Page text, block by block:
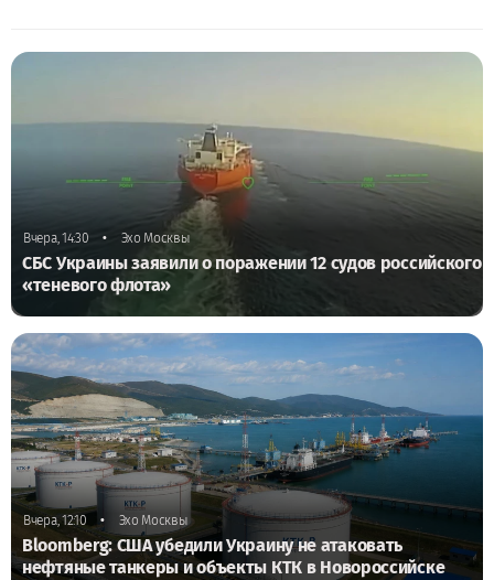
Вчера, 14:30 • Эхо Москвы
СБС Украины заявили о поражении 12 судов российского
«теневого флота»
Вчера, 12:10 • Эхо Москвы
Bloomberg: США убедили Украину не атаковать
нефтяные танкеры и объекты КТК в Новороссийске